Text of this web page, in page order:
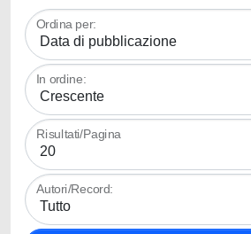
Ordina per:
In ordine:
Risultati/Pagina
Autori/Record: